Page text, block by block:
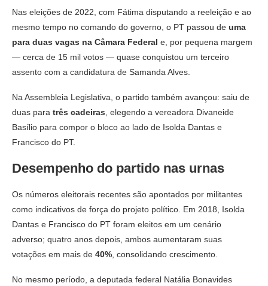
Nas eleições de 2022, com Fátima disputando a reeleição e ao
mesmo tempo no comando do governo, o PT passou de uma
para duas vagas na Câmara Federal e, por pequena margem
— cerca de 15 mil votos — quase conquistou um terceiro
assento com a candidatura de Samanda Alves.
Na Assembleia Legislativa, o partido também avançou: saiu de
duas para três cadeiras , elegendo a vereadora Divaneide
Basílio para compor o bloco ao lado de Isolda Dantas e
Francisco do PT.
Desempenho do partido nas urnas
Os números eleitorais recentes são apontados por militantes
como indicativos de força do projeto político. Em 2018, Isolda
Dantas e Francisco do PT foram eleitos em um cenário
adverso; quatro anos depois, ambos aumentaram suas
votações em mais de 40% , consolidando crescimento.
No mesmo período, a deputada federal Natália Bonavides